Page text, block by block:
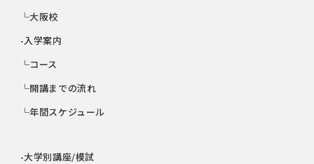
└大阪校
-入学案内
└コース
└開講までの流れ
└年間スケジュール
-大学別講座/模試